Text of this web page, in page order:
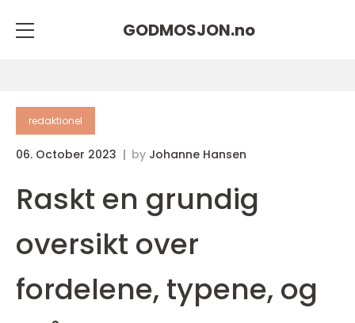
GODMOSJON.no
redaktionel
06. October 2023 by Johanne Hansen
Raskt en grundig
oversikt over
fordelene, typene, og